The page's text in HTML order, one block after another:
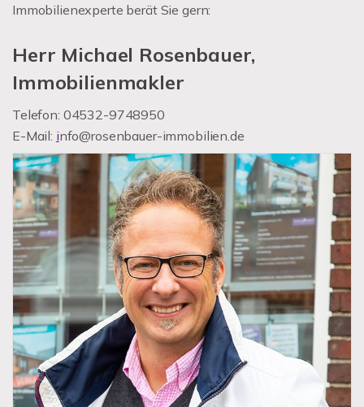
Immobilienexperte berät Sie gern:
Herr Michael Rosenbauer,
Immobilienmakler
Telefon: 04532-9748950
E-Mail: info@rosenbauer-immobilien.de